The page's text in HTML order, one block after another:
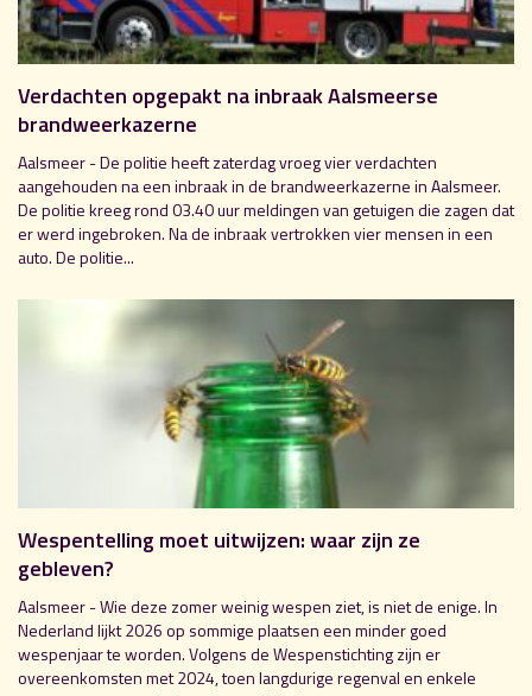
Verdachten opgepakt na inbraak Aalsmeerse
brandweerkazerne
Aalsmeer - De politie heeft zaterdag vroeg vier verdachten
aangehouden na een inbraak in de brandweerkazerne in Aalsmeer.
De politie kreeg rond 03.40 uur meldingen van getuigen die zagen dat
er werd ingebroken. Na de inbraak vertrokken vier mensen in een
auto. De politie...
Wespentelling moet uitwijzen: waar zijn ze
gebleven?
Aalsmeer - Wie deze zomer weinig wespen ziet, is niet de enige. In
Nederland lijkt 2026 op sommige plaatsen een minder goed
wespenjaar te worden. Volgens de Wespenstichting zijn er
overeenkomsten met 2024, toen langdurige regenval en enkele